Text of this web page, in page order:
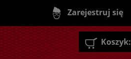
Zarejestruj się
Koszyk: